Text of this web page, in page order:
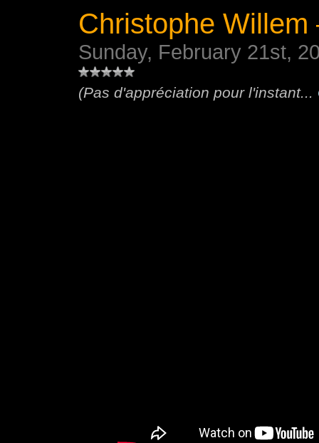
Christophe Willem
Sunday, February 21st,
(Pas d'appréciation pour l'instant...